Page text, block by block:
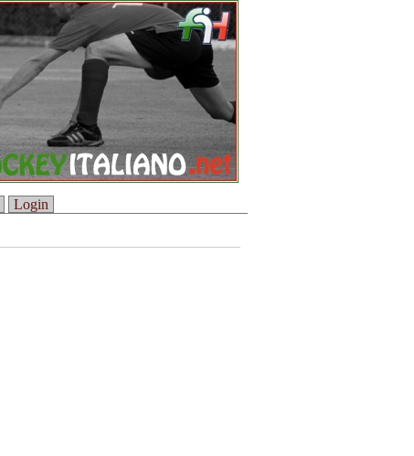
Login